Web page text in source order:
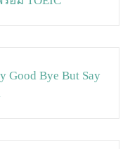
Bye But Say